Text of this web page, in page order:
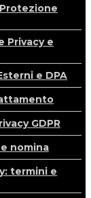
Privacy e
e DPA
GDPR
nomina
termini e